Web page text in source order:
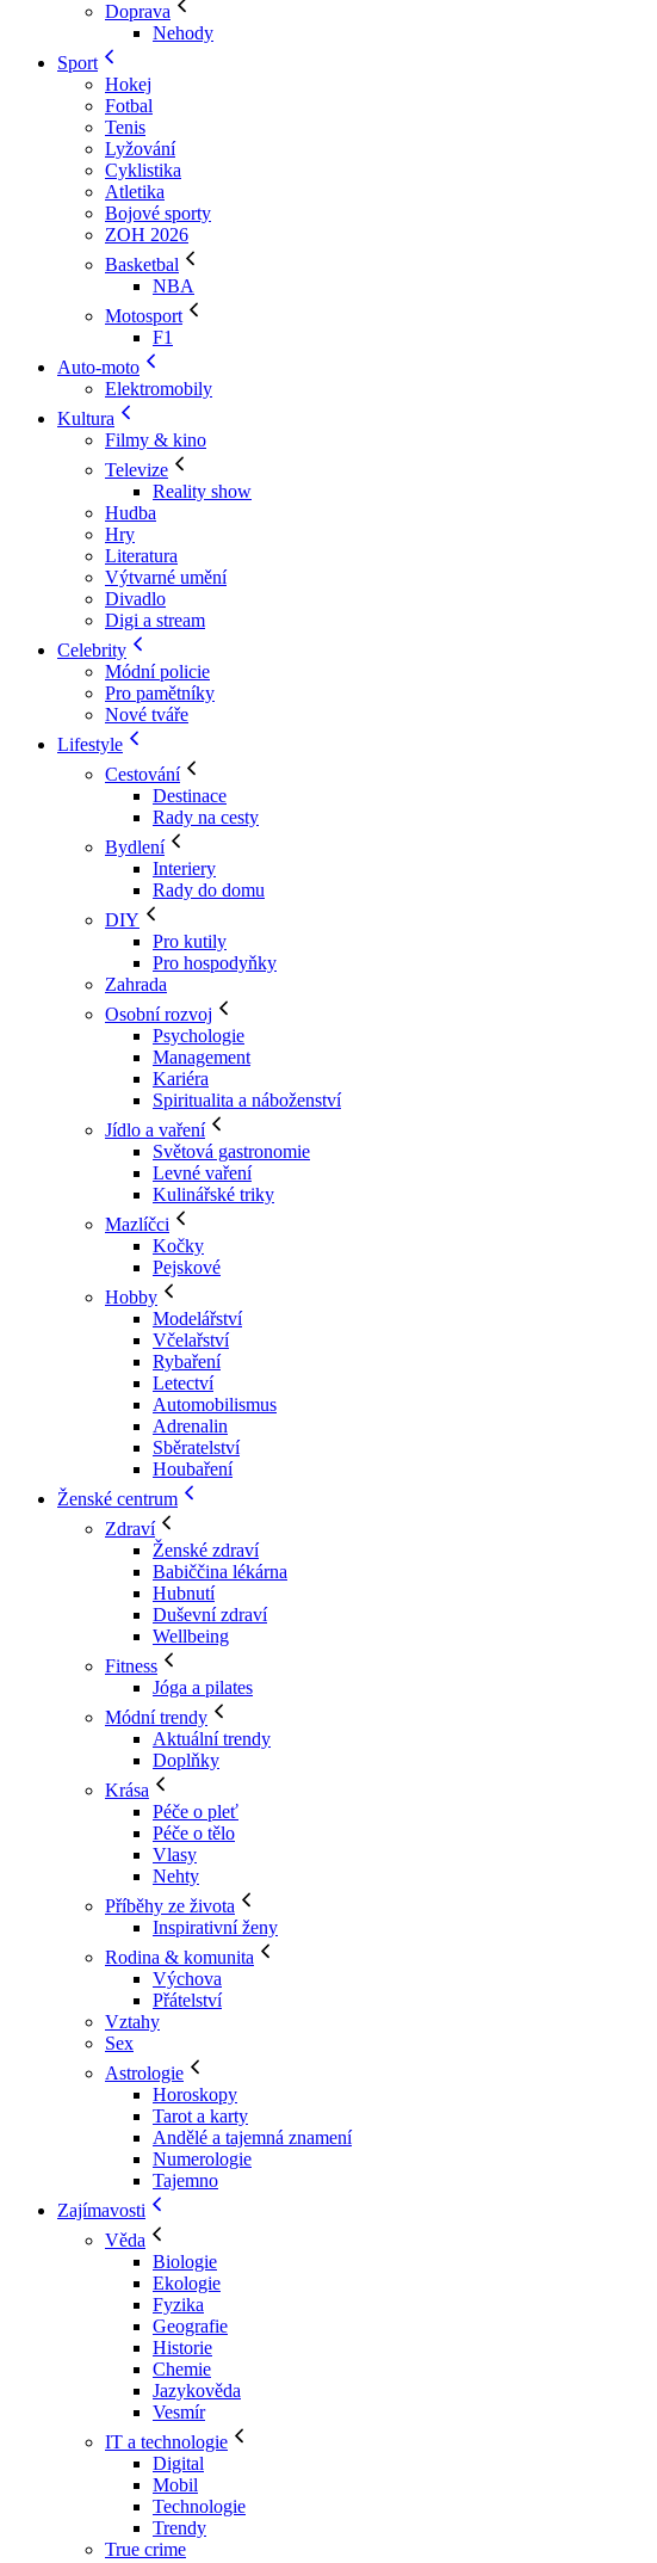
Doprava
Nehody
Sport
Hokej
Fotbal
Tenis
Lyžování
Cyklistika
Atletika
Bojové sporty
ZOH 2026
Basketbal
NBA
Motosport
F1
Auto-moto
Elektromobily
Kultura
Filmy & kino
Televize
Reality show
Hudba
Hry
Literatura
Výtvarné umění
Divadlo
Digi a stream
Celebrity
Módní policie
Pro pamětníky
Nové tváře
Lifestyle
Cestování
Destinace
Rady na cesty
Bydlení
Interiery
Rady do domu
DIY
Pro kutily
Pro hospodyňky
Zahrada
Osobní rozvoj
Psychologie
Management
Kariéra
Spiritualita a náboženství
Jídlo a vaření
Světová gastronomie
Levné vaření
Kulinářské triky
Mazlíčci
Kočky
Pejskové
Hobby
Modelářství
Včelařství
Rybaření
Letectví
Automobilismus
Adrenalin
Sběratelství
Houbaření
Ženské centrum
Zdraví
Ženské zdraví
Babiččina lékárna
Hubnutí
Duševní zdraví
Wellbeing
Fitness
Jóga a pilates
Módní trendy
Aktuální trendy
Doplňky
Krása
Péče o pleť
Péče o tělo
Vlasy
Nehty
Příběhy ze života
Inspirativní ženy
Rodina & komunita
Výchova
Přátelství
Vztahy
Sex
Astrologie
Horoskopy
Tarot a karty
Andělé a tajemná znamení
Numerologie
Tajemno
Zajímavosti
Věda
Biologie
Ekologie
Fyzika
Geografie
Historie
Chemie
Jazykověda
Vesmír
IT a technologie
Digital
Mobil
Technologie
Trendy
True crime